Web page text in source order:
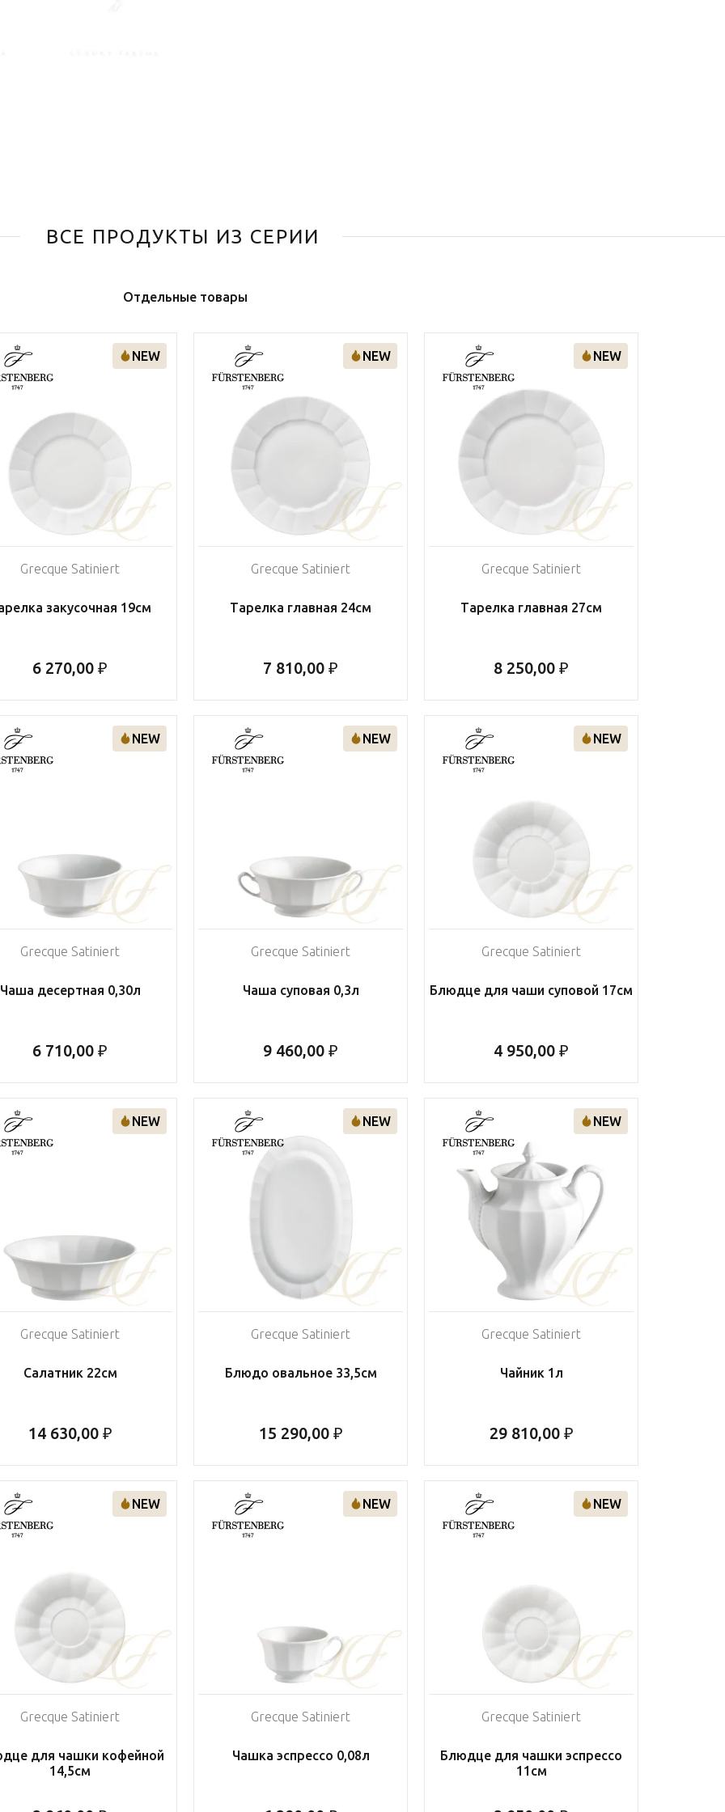
ВСЕ ПРОДУКТЫ ИЗ СЕРИИ
Отдельные товары
NEW
Grecque Satiniert
закусочная 19см
6 270,00 ₽
NEW
Grecque Satiniert
Тарелка главная 24см
7 810,00 ₽
NEW
Grecque Satiniert
Тарелка главная 27см
8 250,00 ₽
NEW
Grecque Satiniert
Чаша десертная 0,30л
6 710,00 ₽
NEW
Grecque Satiniert
Чаша суповая 0,3л
9 460,00 ₽
NEW
Grecque Satiniert
Блюдце для чаши суповой 17см
4 950,00 ₽
NEW
Grecque Satiniert
Салатник 22см
14 630,00 ₽
NEW
Grecque Satiniert
Блюдо овальное 33,5см
15 290,00 ₽
NEW
Grecque Satiniert
Чайник 1л
29 810,00 ₽
NEW
Grecque Satiniert
для чашки кофейной
14,5см
NEW
Grecque Satiniert
Чашка эспрессо 0,08л
NEW
Grecque Satiniert
Блюдце для чашки эспрессо
11см